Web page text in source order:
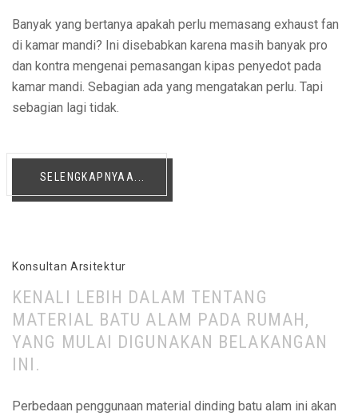
Banyak yang bertanya apakah perlu memasang exhaust fan
di kamar mandi? Ini disebabkan karena masih banyak pro
dan kontra mengenai pemasangan kipas penyedot pada
kamar mandi. Sebagian ada yang mengatakan perlu. Tapi
sebagian lagi tidak.
SELENGKAPNYAA...
Konsultan Arsitektur
KENALI LEBIH DALAM TENTANG
MATERIAL BATU ALAM PADA RUMAH,
YANG MULAI DIGUNAKAN BELAKANGAN
INI.
Perbedaan penggunaan material dinding batu alam ini akan